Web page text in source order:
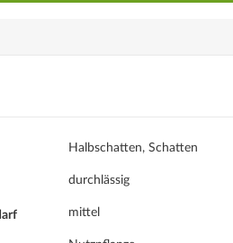
Halbschatten, Schatten
durchlässig
mittel